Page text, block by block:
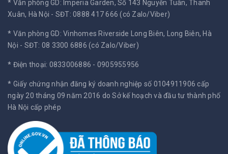
* Văn phòng GD: Imperia Garden, Số 143 Nguyễn Tuân, Thanh
Xuân, Hà Nội - SĐT: 0888 417 666 (có Zalo/Viber)
* Văn phòng GD: Vinhomes Riverside Long Biên, Long Biên, Hà
Nội - SĐT: 08 3300 6886 (có Zalo/Viber)
* Điện thoại: 0833006886 - 0905955956
* Giấy chứng nhận đăng ký doanh nghiệp số 0104911906 cấp
ngày 20 tháng 09 năm 2016 do Sở kế hoạch và đầu tư thành phố
Hà Nội cấp phép